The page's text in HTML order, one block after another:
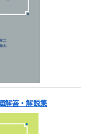
解答・解説集